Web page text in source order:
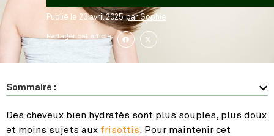
Publié le 23 avril 2025 parSophie
Partager cet article
Sommaire :
Des cheveux bien hydratés sont plus souples, plus doux
et moins sujets aux frisottis. Pour maintenir cet